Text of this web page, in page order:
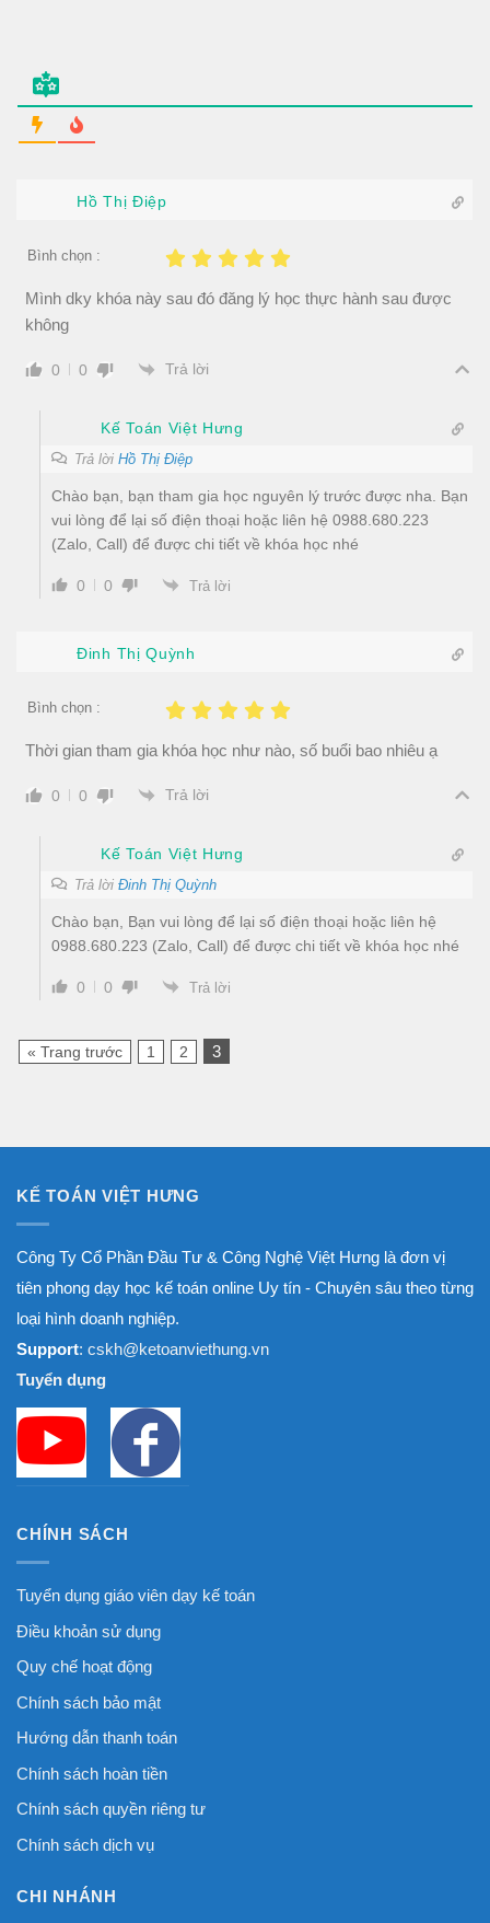
Hồ Thị Điệp
Bình chọn :
Mình dky khóa này sau đó đăng lý học thực hành sau được
không
0 0 Trả lời
Kế Toán Việt Hưng
Trả lời Hồ Thị Điệp
Chào bạn, bạn tham gia học nguyên lý trước được nha. Bạn
vui lòng để lại số điện thoại hoặc liên hệ 0988.680.223
(Zalo, Call) để được chi tiết về khóa học nhé
0 0 Trả lời
Đinh Thị Quỳnh
Bình chọn :
Thời gian tham gia khóa học như nào, số buổi bao nhiêu ạ
0 0 Trả lời
Kế Toán Việt Hưng
Trả lời Đinh Thị Quỳnh
Chào bạn, Bạn vui lòng để lại số điện thoại hoặc liên hệ
0988.680.223 (Zalo, Call) để được chi tiết về khóa học nhé
0 0 Trả lời
« Trang trước 1 2 3
KẾ TOÁN VIỆT HƯNG
Công Ty Cổ Phần Đầu Tư & Công Nghệ Việt Hưng là đơn vị
tiên phong dạy học kế toán online Uy tín - Chuyên sâu theo từng
loại hình doanh nghiệp.
Support: cskh@ketoanviethung.vn
Tuyển dụng
CHÍNH SÁCH
Tuyển dụng giáo viên dạy kế toán
Điều khoản sử dụng
Quy chế hoạt động
Chính sách bảo mật
Hướng dẫn thanh toán
Chính sách hoàn tiền
Chính sách quyền riêng tư
Chính sách dịch vụ
CHI NHÁNH